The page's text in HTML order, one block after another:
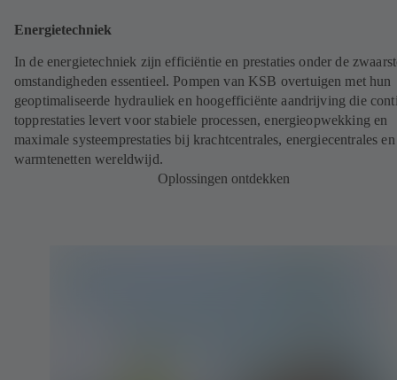
Energietechniek
In de energietechniek zijn efficiëntie en prestaties onder de
omstandigheden essentieel. Pompen van KSB overtuigen met hun
geoptimaliseerde hydrauliek en hoogefficiënte aandrijving die
topprestaties levert voor stabiele processen, energieopwekking en
maximale systeemprestaties bij krachtcentrales, energiecentrales en
warmtenetten wereldwijd.
Oplossingen ontdekken